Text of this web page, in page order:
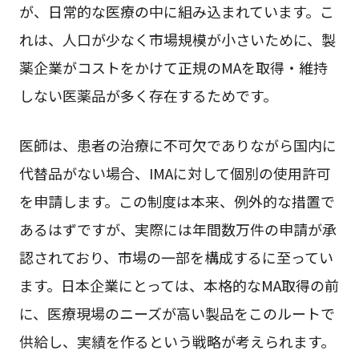
が、日常的な医療の中に組み込まれています。こ
れは、人口が少なく市場規模が小さいために、製
薬企業がコストをかけて正規のMAを取得・維持
しない医薬品が多く存在するためです。
医師は、患者の治療に不可欠でありながら国内に
代替品がない場合、IMAに対して個別の使用許可
を申請します。この制度は本来、例外的な措置で
あるはずですが、実際には年間数万件の申請が承
認されており、市場の一部を構成するに至ってい
ます。日本企業にとっては、本格的なMA取得の前
に、医療現場のニーズが高い製品をこのルートで
供給し、実績を作るという戦略が考えられます。